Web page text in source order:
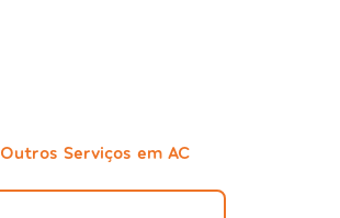
Outros Serviços em AC